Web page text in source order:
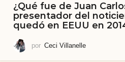
¿Qué fue de Juan
presentador del
quedó en EEUU en
por Ceci Villanelle